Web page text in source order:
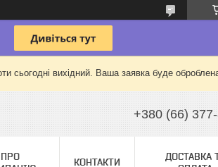
сьогодні вихідний. Ваша заявка буде
+380 (66)
ПРО
КОНТАКТИ
ДОСТАВКА